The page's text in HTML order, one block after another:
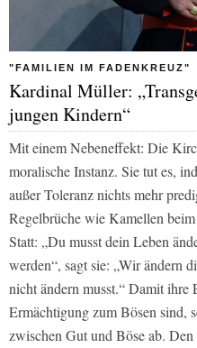
"FAMILIEN IM FADENKREUZ"
Kardinal Müller:
jungen Kindern“
Mit einem Nebeneffekt: Die
moralische Instanz. Sie tut es,
außer Toleranz nichts mehr
Regelbrüche wie Kamellen
Statt: „Du musst dein Leben
werden“, sagt sie: „Wir ändern
nicht ändern musst.“ Damit ihre
Ermächtigung zum Bösen sind,
zwischen Gut und Böse ab.